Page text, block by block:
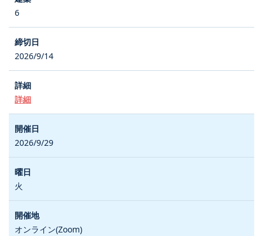
6
2026/9/14
詳細
2026/9/29
火
オンライン(Zoom)